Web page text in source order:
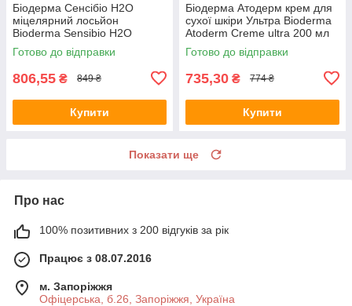
Біодерма Сенсібіо H2O
міцелярний лосьйон
Bioderma Sensibio H2O
solution micellaire 500 мл
Готово до відправки
806,55 ₴ 849 ₴
Купити
Біодерма Атодерм крем для
сухої шкіри Ультра Bioderma
Atoderm Creme ultra 200 мл
Готово до відправки
735,30 ₴ 774 ₴
Купити
Показати ще
Про нас
100% позитивних з 200 відгуків за рік
Працює з 08.07.2016
м. Запоріжжя
Офіцерська, б.26, Запоріжжя, Україна